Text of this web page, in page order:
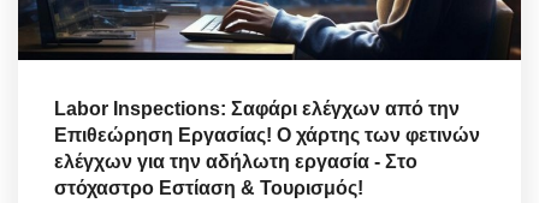
Labor Inspections: Σαφάρι ελέγχων από την
Επιθεώρηση Εργασίας! Ο χάρτης των φετινών
ελέγχων για την αδήλωτη εργασία - Στο
στόχαστρο Εστίαση & Τουρισμός!